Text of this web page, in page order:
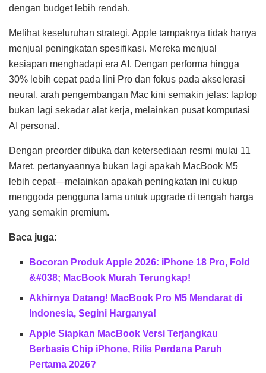
dengan budget lebih rendah.
Melihat keseluruhan strategi, Apple tampaknya tidak hanya
menjual peningkatan spesifikasi. Mereka menjual
kesiapan menghadapi era AI. Dengan performa hingga
30% lebih cepat pada lini Pro dan fokus pada akselerasi
neural, arah pengembangan Mac kini semakin jelas: laptop
bukan lagi sekadar alat kerja, melainkan pusat komputasi
AI personal.
Dengan preorder dibuka dan ketersediaan resmi mulai 11
Maret, pertanyaannya bukan lagi apakah MacBook M5
lebih cepat—melainkan apakah peningkatan ini cukup
menggoda pengguna lama untuk upgrade di tengah harga
yang semakin premium.
Baca juga:
Bocoran Produk Apple 2026: iPhone 18 Pro, Fold
&#038; MacBook Murah Terungkap!
Akhirnya Datang! MacBook Pro M5 Mendarat di
Indonesia, Segini Harganya!
Apple Siapkan MacBook Versi Terjangkau
Berbasis Chip iPhone, Rilis Perdana Paruh
Pertama 2026?